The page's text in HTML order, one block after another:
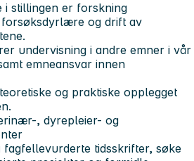
i stillingen er forskning
forsøksdyrlære og drift av
undervisning i andre emner i vår
emneansvar innen
og praktiske opplegget
, dyrepleier- og
fagfellevurderte tidsskrifter, søke